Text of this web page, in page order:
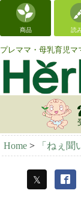
商品 読
プレママ・母乳育児
Home > 「ねぇ聞